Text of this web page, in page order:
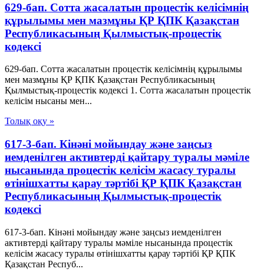
629-бап. Сотта жасалатын процестік келісімнің
құрылымы мен мазмұны ҚР ҚПК Қазақстан
Республикасының Қылмыстық-процестік
кодексi
629-бап. Сотта жасалатын процестік келісімнің құрылымы
мен мазмұны ҚР ҚПК Қазақстан Республикасының
Қылмыстық-процестік кодексi 1. Сотта жасалатын процестік
келісім нысаны мен...
Толық оқу »
617-3-бап. Кінәні мойындау және заңсыз
иемденілген активтерді қайтару туралы мәміле
нысанында процестік келісім жасасу туралы
өтінішхатты қарау тәртібі ҚР ҚПК Қазақстан
Республикасының Қылмыстық-процестік
кодексi
617-3-бап. Кінәні мойындау және заңсыз иемденілген
активтерді қайтару туралы мәміле нысанында процестік
келісім жасасу туралы өтінішхатты қарау тәртібі ҚР ҚПК
Қазақстан Респуб...